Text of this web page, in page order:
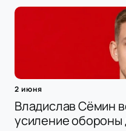
2 июня
Владислав Сёмин
усиление обороны